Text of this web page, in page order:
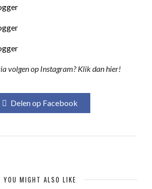
volgen op Instagram? Klik dan hier!
Delen op Facebook
YOU MIGHT ALSO LIKE